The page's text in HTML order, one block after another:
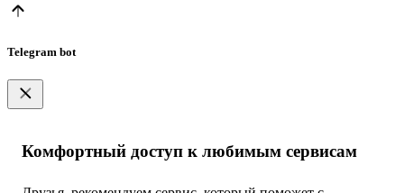
Telegram bot
Комфортный доступ к любимым сервисам